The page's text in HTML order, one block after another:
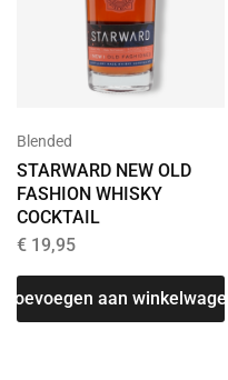
Blended
STARWARD NEW OLD
FASHION WHISKY
COCKTAIL
€ 19,95
Toevoegen aan winkelwagen